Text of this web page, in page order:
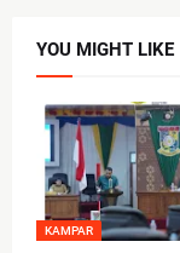
YOU MIGHT LIKE
KAMPAR